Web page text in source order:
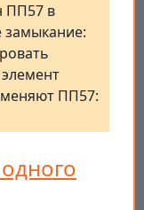
ПП57 в
замыкание:
ПП57: